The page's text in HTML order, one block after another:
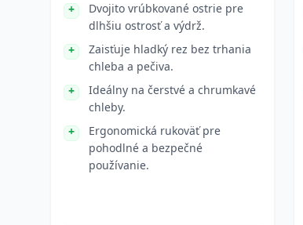
Dvojito vrúbkované ostrie pre
dlhšiu ostrosť a výdrž.
Zaisťuje hladký rez bez trhania
chleba a pečiva.
Ideálny na čerstvé a chrumkavé
chleby.
Ergonomická rukoväť pre
pohodlné a bezpečné
používanie.